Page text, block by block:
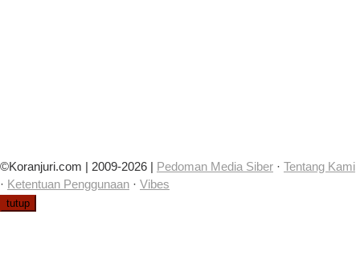
©Koranjuri.com | 2009-2026 | Pedoman Media Siber · Tentang Kami
· Ketentuan Penggunaan · Vibes
tutup